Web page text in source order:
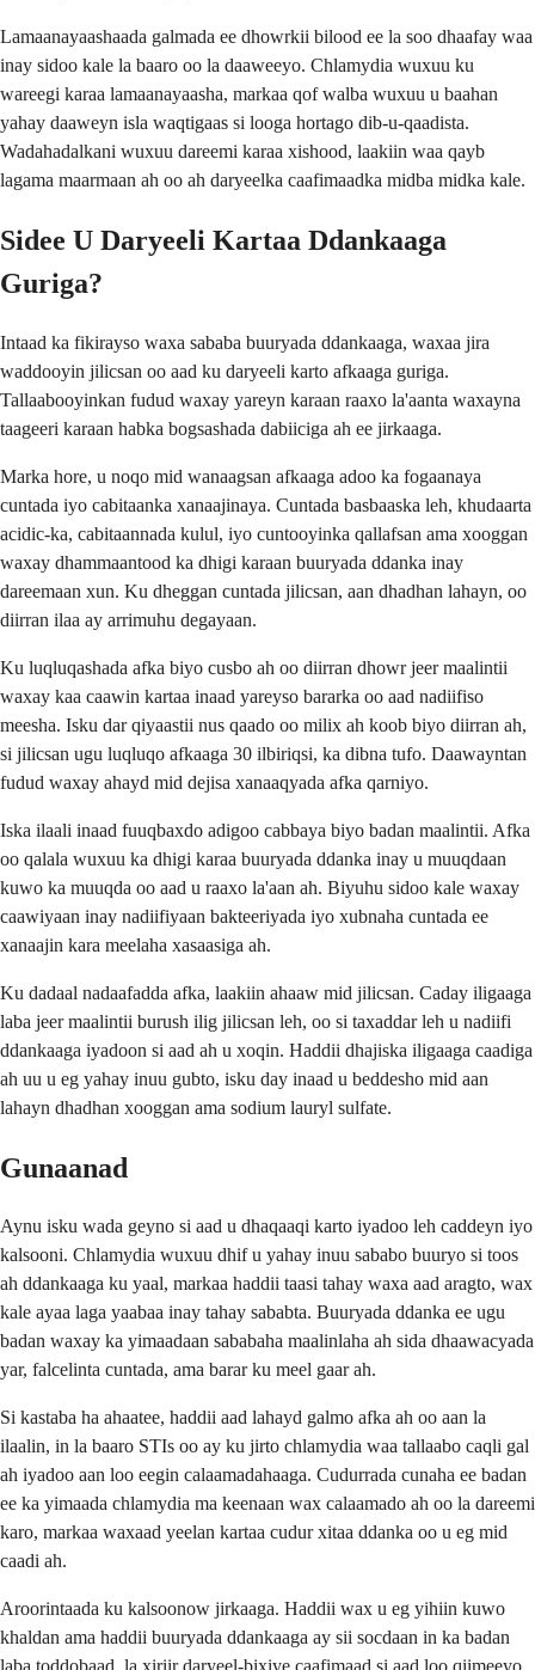
Lamaanayaashaada galmada ee dhowrkii bilood ee la soo dhaafay waa
inay sidoo kale la baaro oo la daaweeyo. Chlamydia wuxuu ku
wareegi karaa lamaanayaasha, markaa qof walba wuxuu u baahan
yahay daaweyn isla waqtigaas si looga hortago dib-u-qaadista.
Wadahadalkani wuxuu dareemi karaa xishood, laakiin waa qayb
lagama maarmaan ah oo ah daryeelka caafimaadka midba midka kale.
Sidee U Daryeeli Kartaa Ddankaaga
Guriga?
Intaad ka fikirayso waxa sababa buuryada ddankaaga, waxaa jira
waddooyin jilicsan oo aad ku daryeeli karto afkaaga guriga.
Tallaabooyinkan fudud waxay yareyn karaan raaxo la'aanta waxayna
taageeri karaan habka bogsashada dabiiciga ah ee jirkaaga.
Marka hore, u noqo mid wanaagsan afkaaga adoo ka fogaanaya
cuntada iyo cabitaanka xanaajinaya. Cuntada basbaaska leh, khudaarta
acidic-ka, cabitaannada kulul, iyo cuntooyinka qallafsan ama xooggan
waxay dhammaantood ka dhigi karaan buuryada ddanka inay
dareemaan xun. Ku dheggan cuntada jilicsan, aan dhadhan lahayn, oo
diirran ilaa ay arrimuhu degayaan.
Ku luqluqashada afka biyo cusbo ah oo diirran dhowr jeer maalintii
waxay kaa caawin kartaa inaad yareyso bararka oo aad nadiifiso
meesha. Isku dar qiyaastii nus qaado oo milix ah koob biyo diirran ah,
si jilicsan ugu luqluqo afkaaga 30 ilbiriqsi, ka dibna tufo. Daawayntan
fudud waxay ahayd mid dejisa xanaaqyada afka qarniyo.
Iska ilaali inaad fuuqbaxdo adigoo cabbaya biyo badan maalintii. Afka
oo qalala wuxuu ka dhigi karaa buuryada ddanka inay u muuqdaan
kuwo ka muuqda oo aad u raaxo la'aan ah. Biyuhu sidoo kale waxay
caawiyaan inay nadiifiyaan bakteeriyada iyo xubnaha cuntada ee
xanaajin kara meelaha xasaasiga ah.
Ku dadaal nadaafadda afka, laakiin ahaaw mid jilicsan. Caday iligaaga
laba jeer maalintii burush ilig jilicsan leh, oo si taxaddar leh u nadiifi
ddankaaga iyadoon si aad ah u xoqin. Haddii dhajiska iligaaga caadiga
ah uu u eg yahay inuu gubto, isku day inaad u beddesho mid aan
lahayn dhadhan xooggan ama sodium lauryl sulfate.
Gunaanad
Aynu isku wada geyno si aad u dhaqaaqi karto iyadoo leh caddeyn iyo
kalsooni. Chlamydia wuxuu dhif u yahay inuu sababo buuryo si toos
ah ddankaaga ku yaal, markaa haddii taasi tahay waxa aad aragto, wax
kale ayaa laga yaabaa inay tahay sababta. Buuryada ddanka ee ugu
badan waxay ka yimaadaan sababaha maalinlaha ah sida dhaawacyada
yar, falcelinta cuntada, ama barar ku meel gaar ah.
Si kastaba ha ahaatee, haddii aad lahayd galmo afka ah oo aan la
ilaalin, in la baaro STIs oo ay ku jirto chlamydia waa tallaabo caqli gal
ah iyadoo aan loo eegin calaamadahaaga. Cudurrada cunaha ee badan
ee ka yimaada chlamydia ma keenaan wax calaamado ah oo la dareemi
karo, markaa waxaad yeelan kartaa cudur xitaa ddanka oo u eg mid
caadi ah.
Aroorintaada ku kalsoonow jirkaaga. Haddii wax u eg yihiin kuwo
khaldan ama haddii buuryada ddankaaga ay sii socdaan in ka badan